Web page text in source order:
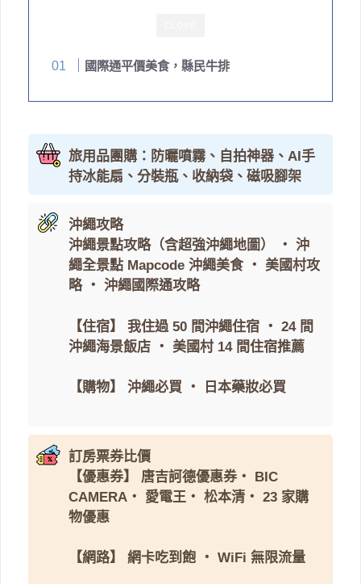
國際通平價美食，縣民牛排
旅用品團購：防曬噴霧、自拍神器、AI手
持冰能扇、分裝瓶、收納袋、磁吸腳架
沖繩攻略
沖繩景點攻略（含超強沖繩地圖）
・ 沖
繩全景點 Mapcode 沖繩美食・ 美國村攻
略・ 沖繩國際通攻略
【住宿】 我住過 50 間沖繩住宿 ・ 24 間
沖繩海景飯店 ・ 美國村 14 間住宿推薦
【購物】 沖繩必買 ・ 日本藥妝必買
訂房票券比價
【優惠券】
唐吉訶德優惠券・
BIC
CAMERA ・ 愛電王 ・ 松本清 ・ 23 家購
物優惠
【網路】 網卡吃到飽 ・ WiFi 無限流量